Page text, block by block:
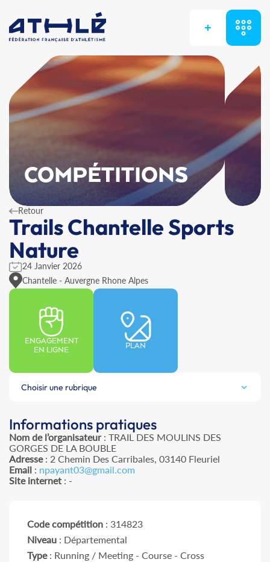
+
COMPÉTITIONS
Retour
Trails Chantelle Sports
Nature
24 Janvier 2026
Chantelle - Auvergne Rhone Alpes
ENGAGEMENT
EN LIGNE
PLAN
Choisir une rubrique
Informations pratiques
Nom de l’organisateur: TRAIL DES MOULINS DES
GORGES DE LA BOUBLE
Adresse: 2 Chemin Des Carribales, 03140 Fleuriel
Email : npayant03@gmail.com
Site internet : -
Code compétition : 314823
Niveau : Départemental
Type: Running / Meeting - Course - Cross